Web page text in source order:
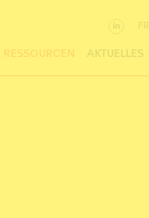
FR
AKTUELLES